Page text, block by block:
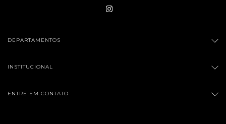
DEPARTAMENTOS
INSTITUCIONAL
ENTRE EM CONTATO